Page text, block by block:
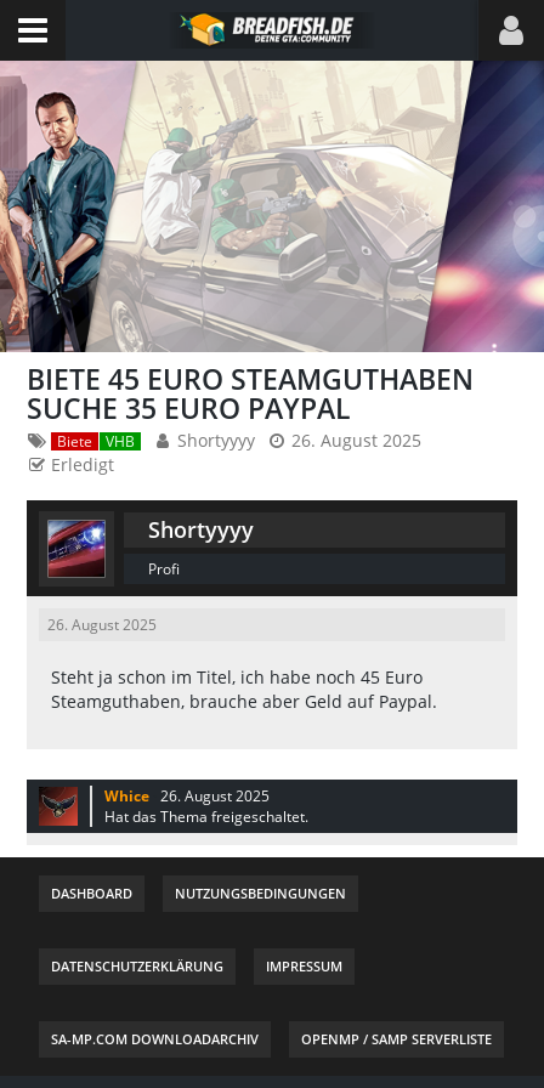
BIETE 45 EURO STEAMGUTHABEN
SUCHE 35 EURO PAYPAL
Biete VHB Shortyyyy
26. August 2025
Erledigt
Shortyyyy
Profi
26. August 2025
Steht ja schon im Titel, ich habe noch 45 Euro
Steamguthaben, brauche aber Geld auf Paypal.
Whice 26. August 2025
Hat das Thema freigeschaltet.
DASHBOARD NUTZUNGSBEDINGUNGEN
DATENSCHUTZERKLÄRUNG IMPRESSUM
SA-MP.COM DOWNLOADARCHIV OPENMP / SAMP SERVERLISTE